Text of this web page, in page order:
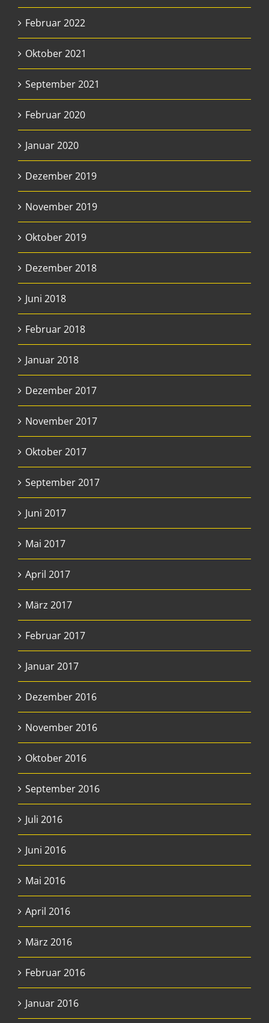
Februar 2022
Oktober 2021
September 2021
Februar 2020
Januar 2020
Dezember 2019
November 2019
Oktober 2019
Dezember 2018
Juni 2018
Februar 2018
Januar 2018
Dezember 2017
November 2017
Oktober 2017
September 2017
Juni 2017
Mai 2017
April 2017
März 2017
Februar 2017
Januar 2017
Dezember 2016
November 2016
Oktober 2016
September 2016
Juli 2016
Juni 2016
Mai 2016
April 2016
März 2016
Februar 2016
Januar 2016